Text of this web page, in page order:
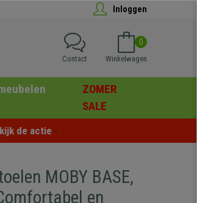
Inloggen
0
Winkelwagen
Contact
ZOMER
SALE
de actie -
MOBY BASE,
en